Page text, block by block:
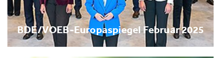
BDE/VOEB-Europaspiegel Februar 2025